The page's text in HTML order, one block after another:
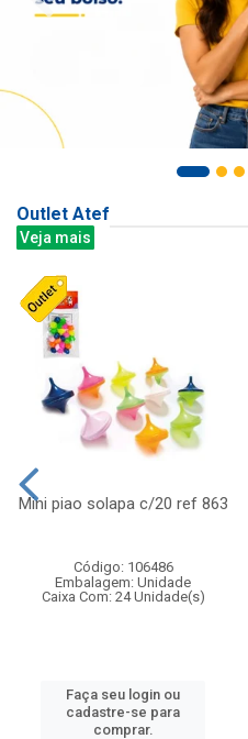
Outlet Atef
Veja mais
Mini piao solapa c/20 ref 863
Código: 106486
Embalagem: Unidade
Caixa Com: 24 Unidade(s)
Faça seu login ou
cadastre-se para
comprar.